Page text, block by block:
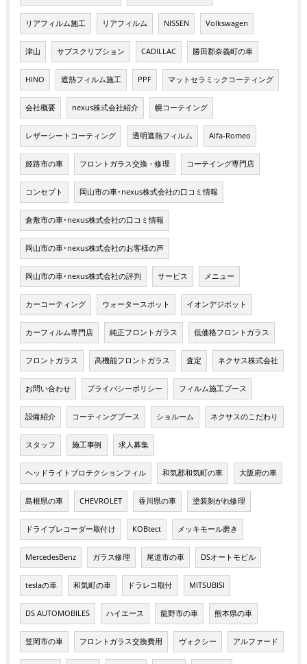
リアフィルム施工 リアフィルム NISSEN Volkswagen
津山 サブスクリプション CADILLAC 勝田郡奈義町の車
HINO 遮熱フィルム施工 PPF マットセラミックコーティング
会社概要 nexus株式会社紹介 幌コーテイング
レザーシートコーティング 透明遮熱フィルム Alfa-Romeo
姫路市の車 フロントガラス交換・修理 コーテイング専門店
コンセプト 岡山市の車･nexus株式会社の口コミ情報
倉敷市の車･nexus株式会社の口コミ情報
岡山市の車･nexus株式会社のお客様の声
岡山市の車･nexus株式会社の評判 サービス メニュー
カーコーティング ウォータースポット イオンデジポット
カーフィルム専門店 純正フロントガラス 低価格フロントガラス
フロントガラス 高機能フロントガラス 査定 ネクサス株式会社
お問い合わせ プライバシーポリシー フィルム施工ブース
設備紹介 コーティングブース ショルーム ネクサスのこだわり
スタッフ 施工事例 求人募集
ヘッドライトプロテクションフィル 和気郡和気町の車 大阪府の車
島根県の車 CHEVROLET 香川県の車 塗装剝がれ修理
ドライブレコーダー取付け KOBtect メッキモール磨き
MercedesBenz ガラス修理 尾道市の車 DSオートモビル
teslaの車 和気町の車 ドラレコ取付 MITSUBISI
DS AUTOMOBILES ハイエース 龍野市の車 熊本県の車
笠岡市の車 フロントガラス交換費用 ヴォクシー アルファード